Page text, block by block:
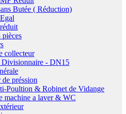
Butée ( Réduction)
pièces
collecteur
Divisionnaire - DN15
préssion
Poultion & Robinet de Vidange
machine a laver & WC